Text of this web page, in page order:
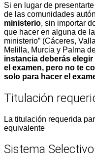
Si en lugar de
de las comunidades
ministerio, sin importar
que hacer en alguna de
ministerio” (Cáceres,
Melilla, Murcia y Palma
instancia deberás
el examen, pero no te
solo para hacer el
Titulación
La titulación requerida
equivalente
Sistema Selectivo